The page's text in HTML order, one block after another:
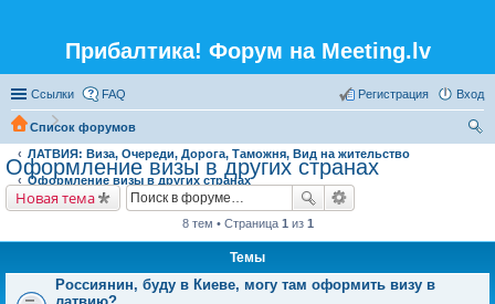
Прибалтика! Форум на Meeting.lv
Ссылки FAQ Вход
Регистрация
Список форумов
ЛАТВИЯ: Виза, Очереди, Дорога, Таможня, Вид на жительство
Оформление визы в других странах
Оформление визы в других странах
Новая тема
8 тем • Страница 1 из 1
Темы
Россиянин, буду в Киеве, могу там оформить визу в